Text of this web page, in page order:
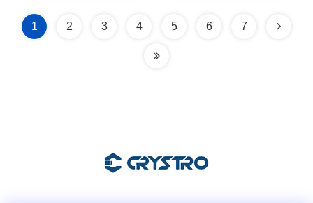
1 2 3 4 5 6 7